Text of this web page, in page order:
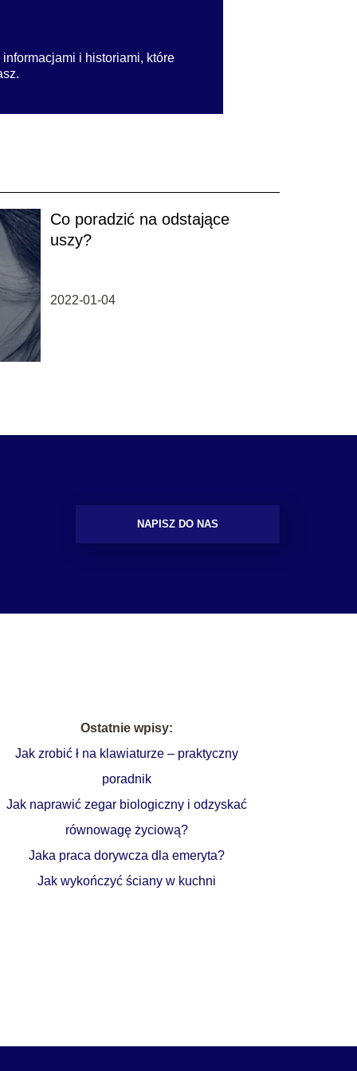
i historiami, które
Co poradzić na odstające
uszy?
2022-01-04
NAPISZ DO NAS
Ostatnie wpisy:
Jak zrobić ł na klawiaturze – praktyczny
poradnik
Jak naprawić zegar biologiczny i odzyskać
równowagę życiową?
Jaka praca dorywcza dla emeryta?
Jak wykończyć ściany w kuchni